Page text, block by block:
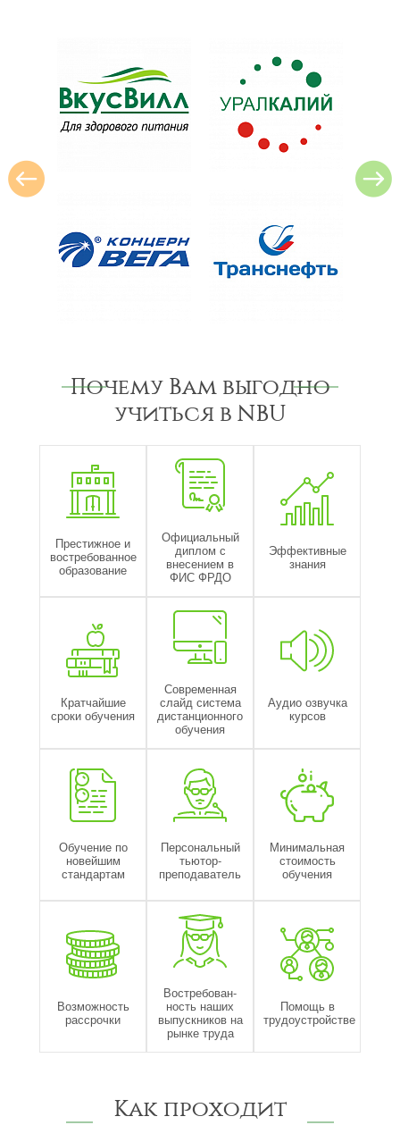
Почему Вам выгодно
учиться в NBU
Престижное и
востребованное
образование
Официальный
диплом с
внесением в
ФИС ФРДО
Эффективные
знания
Кратчайшие
сроки обучения
Современная
слайд система
дистанционного
обучения
Аудио озвучка
курсов
Обучение по
новейшим
стандартам
Персональный
тьютор-
преподаватель
Минимальная
стоимость
обучения
Возможность
рассрочки
Востребован-
ность наших
выпускников на
рынке труда
Помощь в
трудоустройстве
Как проходит